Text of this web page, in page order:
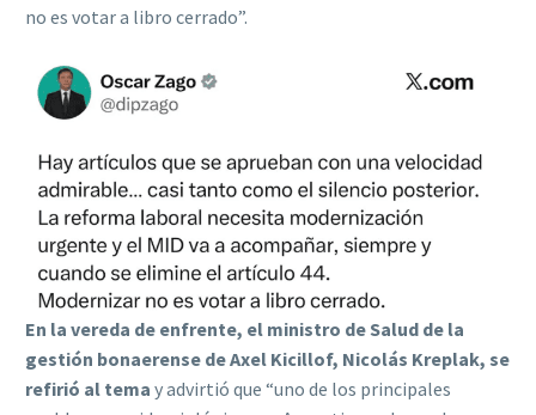
no es votar a libro cerrado”.
En la vereda de enfrente, el ministro de Salud de la
gestión bonaerense de Axel Kicillof, Nicolás Kreplak, se
refirió al tema y advirtió que “uno de los principales